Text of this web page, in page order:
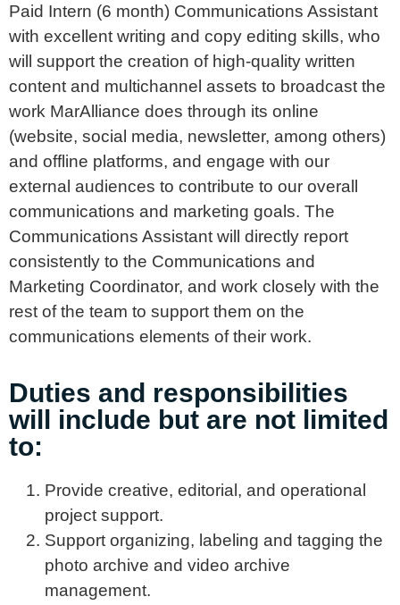
Paid Intern (6 month) Communications Assistant
with excellent writing and copy editing skills, who
will support the creation of high-quality written
content and multichannel assets to broadcast the
work MarAlliance does through its online
(website, social media, newsletter, among others)
and offline platforms, and engage with our
external audiences to contribute to our overall
communications and marketing goals. The
Communications Assistant will directly report
consistently to the Communications and
Marketing Coordinator, and work closely with the
rest of the team to support them on the
communications elements of their work.
Duties and responsibilities
will include but are not limited
to:
Provide creative, editorial, and operational
project support.
Support organizing, labeling and tagging the
photo archive and video archive
management.